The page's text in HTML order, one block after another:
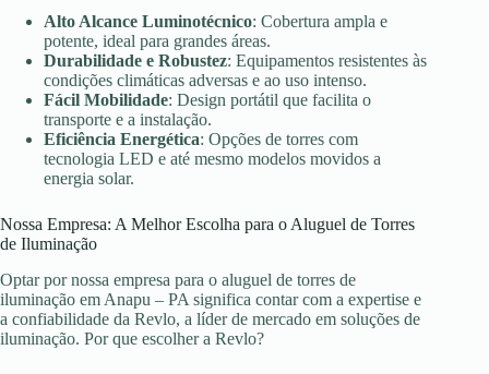
Alto Alcance Luminotécnico: Cobertura ampla e
potente, ideal para grandes áreas.
Durabilidade e Robustez: Equipamentos resistentes às
condições climáticas adversas e ao uso intenso.
Fácil Mobilidade: Design portátil que facilita o
transporte e a instalação.
Eficiência Energética: Opções de torres com
tecnologia LED e até mesmo modelos movidos a
energia solar.
Nossa Empresa: A Melhor Escolha para o Aluguel de Torres
de Iluminação
Optar por nossa empresa para o aluguel de torres de
iluminação em Anapu – PA significa contar com a expertise e
a confiabilidade da Revlo, a líder de mercado em soluções de
iluminação. Por que escolher a Revlo?